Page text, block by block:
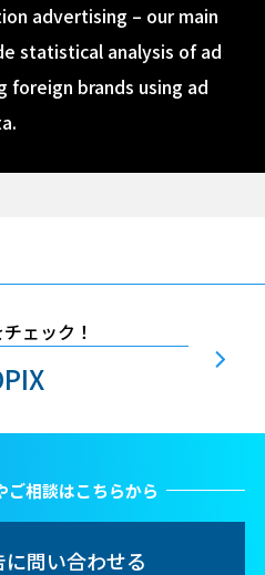
advertising – our main
statistical analysis of ad
foreign brands using ad
ェック！
ご相談はこちらから
問い合わせる